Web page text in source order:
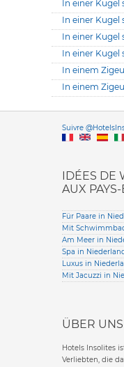
In einer Kugel
In einer Kugel
In einer Kugel
In einer Kugel
In einem
In einem
Suivre
IDÉES DE
AUX PAYS-
Für Paare in
Mit
Am Meer in
Spa in
Luxus in
Mit Jacuzzi in
ÜBER UNS
Hotels Insolites
Verliebten, die